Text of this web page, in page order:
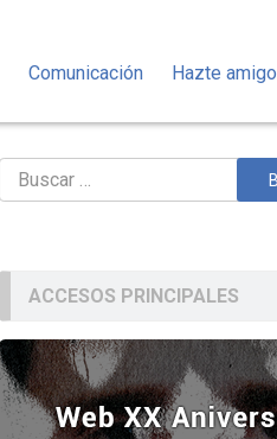
Comunicación Hazte amigo
Buscar:
ACCESOS PRINCIPALES